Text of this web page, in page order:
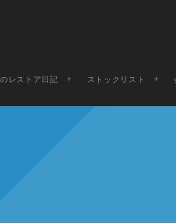
レストア日記 ストックリスト